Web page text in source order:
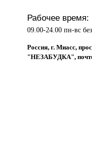
Рабочее время:
09.00-24.00 пн-вс
Россия, г. Миасс,
"НЕЗАБУДКА",